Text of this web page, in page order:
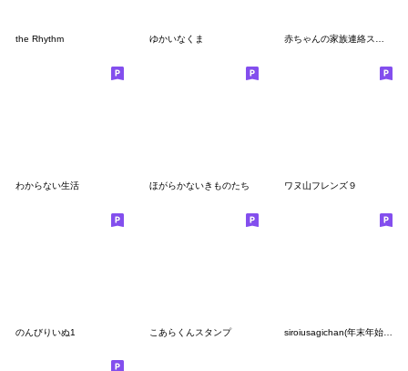
the Rhythm ゆかいなくま
わからない生活 ほがらかないきものたち ワヌ山フレンズ９
のんびりいぬ1 こあらくんスタンプ siroiusagichan(年末年始2023)